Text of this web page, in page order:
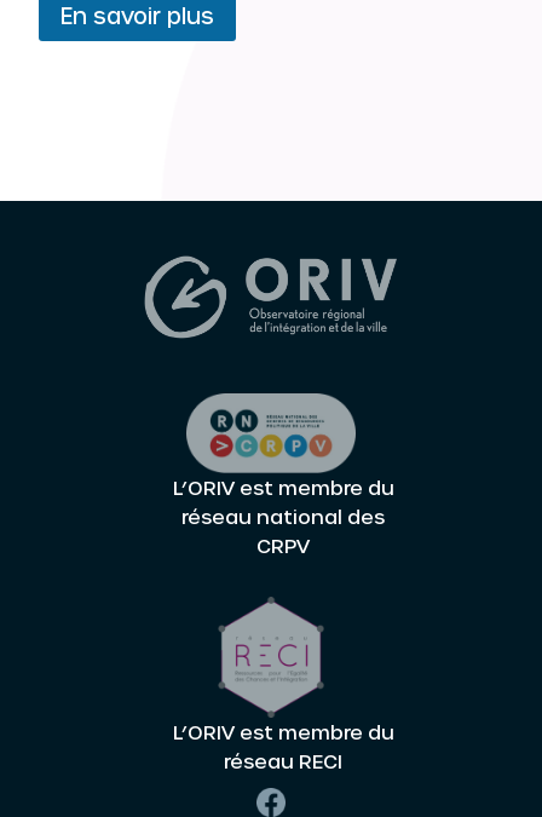
En savoir plus
L’ORIV est membre du
réseau national des
CRPV
L’ORIV est membre du
réseau RECI